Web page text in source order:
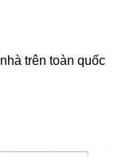
trên toàn quốc